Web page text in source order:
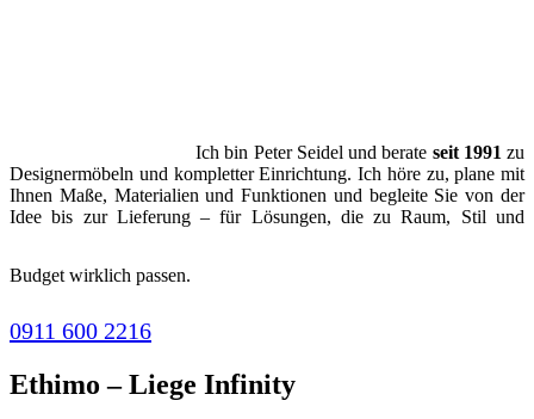
Ich bin Peter Seidel und berate seit 1991 zu
Designermöbeln und kompletter Einrichtung. Ich höre zu, plane mit
Ihnen Maße, Materialien und Funktionen und begleite Sie von der
Idee bis zur Lieferung – für Lösungen, die zu Raum, Stil und
Budget wirklich passen.
0911 600 2216
Ethimo – Liege Infinity